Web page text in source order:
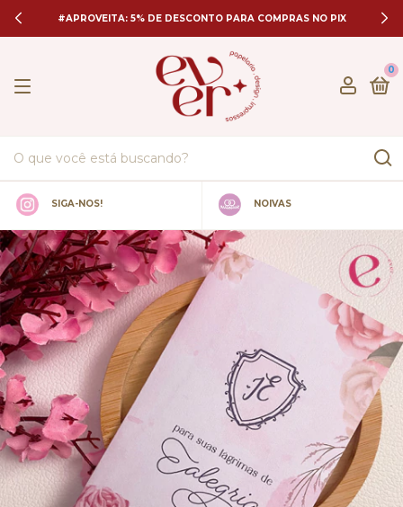
#APROVEITA: 5% DE DESCONTO PARA COMPRAS NO PIX
0
SIGA-NOS! NOIVAS